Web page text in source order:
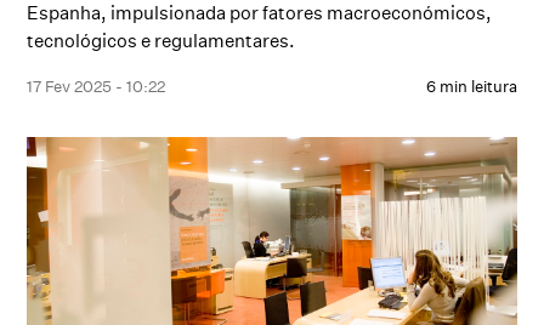
Espanha, impulsionada por fatores macroeconómicos,
tecnológicos e regulamentares.
17 Fev 2025 - 10:22 6 min leitura